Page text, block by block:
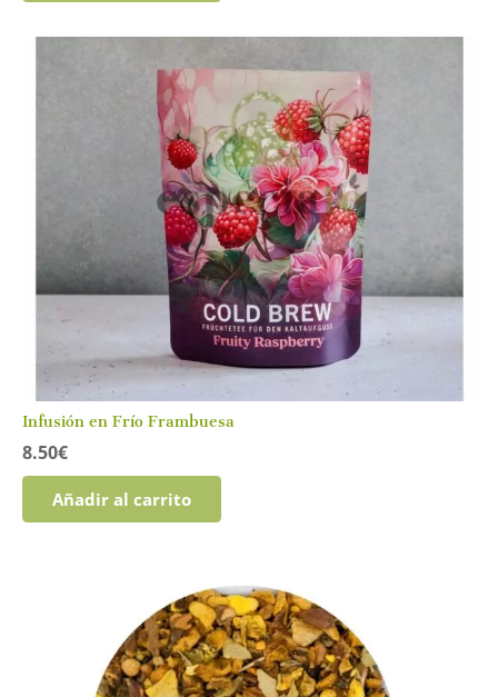
Infusión en Frío Frambuesa
8.50€
Añadir al carrito